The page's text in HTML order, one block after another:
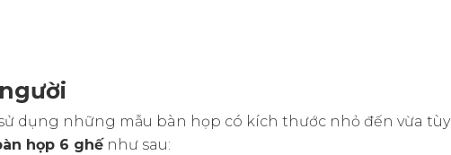
dụng những mẫu bàn họp có kích thước nhỏ đến vừa tùy
họp 6 ghếnhư sau: